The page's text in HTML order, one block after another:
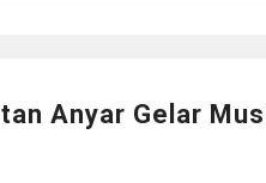
Anyar Gelar